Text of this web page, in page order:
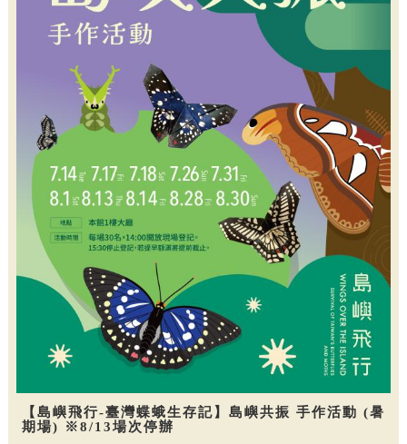
【島嶼飛行-臺灣蝶蛾生存記】島嶼共振 手作活動 (暑
期場) ※8/13場次停辦